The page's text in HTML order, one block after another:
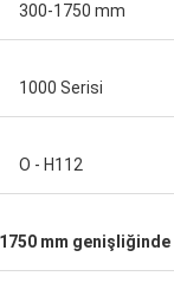
300-1750 mm
1000 Serisi
O - H112
1750 mm